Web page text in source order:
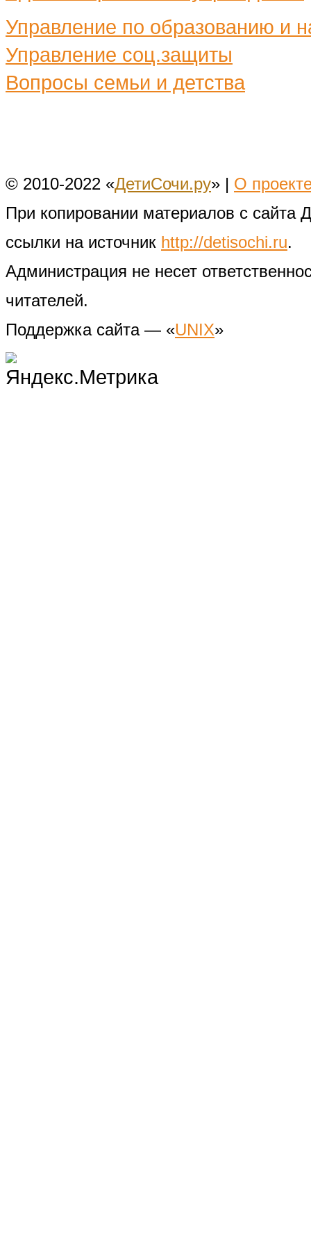
Управление по образованию и
Управление соц.защиты
Вопросы семьи и детства
© 2010-2022 «ДетиСочи.ру» | О
При копировании материалов с сайта
ссылки на источник http://detisochi.ru.
Администрация не несет
читателей.
Поддержка сайта — «UNIX»